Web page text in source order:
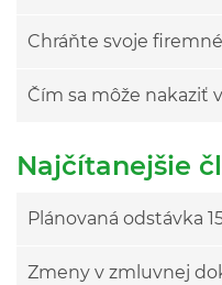
Chráňte svoje
Čím sa môže nakaziť
Najčítanejšie
Plánovaná odstávka
Zmeny v zmluvnej